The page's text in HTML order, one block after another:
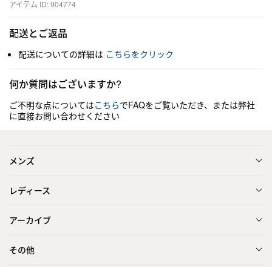
アイテム ID: 904774
配送とご返品
配送についての詳細は こちらをクリック
何か質問はございますか?
ご不明な点についてはこちらでFAQをご覧いただき、または弊社
に直接お問い合わせください
メンズ
レディース
アーカイブ
その他